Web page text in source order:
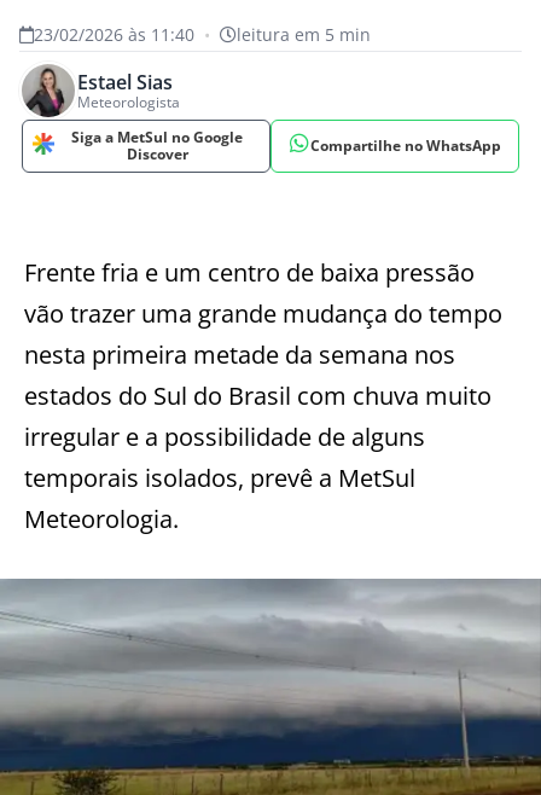
23/02/2026 às 11:40 • leitura em 5 min
Estael Sias
Meteorologista
Siga a MetSul no Google
Discover
Compartilhe no WhatsApp
Frente fria e um centro de baixa pressão
vão trazer uma grande mudança do tempo
nesta primeira metade da semana nos
estados do Sul do Brasil com chuva muito
irregular e a possibilidade de alguns
temporais isolados, prevê a MetSul
Meteorologia.